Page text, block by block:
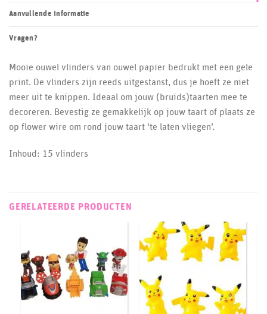
Aanvullende informatie
Vragen?
Mooie ouwel vlinders van ouwel papier bedrukt met een gele
print. De vlinders zijn reeds uitgestanst, dus je hoeft ze niet
meer uit te knippen. Ideaal om jouw (bruids)taarten mee te
decoreren. Bevestig ze gemakkelijk op jouw taart of plaats ze
op flower wire om rond jouw taart ‘te laten vliegen’.
Inhoud: 15 vlinders
GERELATEERDE PRODUCTEN